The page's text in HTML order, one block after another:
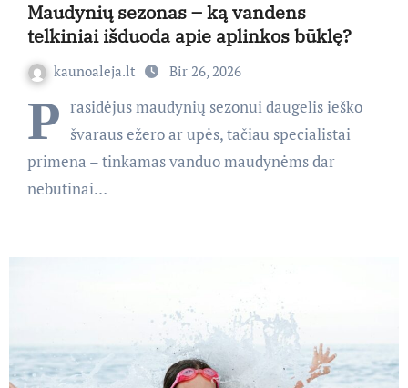
Maudynių sezonas – ką vandens
telkiniai išduoda apie aplinkos būklę?
kaunoaleja.lt Bir 26, 2026
P rasidėjus maudynių sezonui daugelis ieško
švaraus ežero ar upės, tačiau specialistai
primena – tinkamas vanduo maudynėms dar
nebūtinai…